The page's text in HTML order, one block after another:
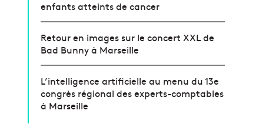
enfants atteints de cancer
Retour en images sur le concert XXL de
Bad Bunny à Marseille
L’intelligence artificielle au menu du 13e
congrès régional des experts-comptables
à Marseille